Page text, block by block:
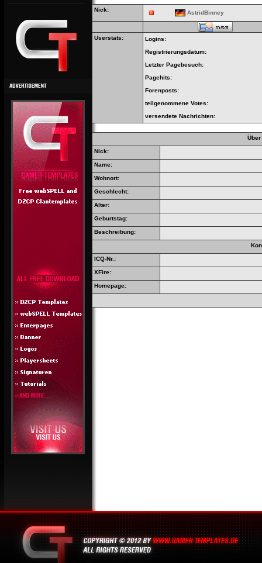
Nick: AstridBinney
Userstats:
Logins:
Registrierungsdatum:
Letzter Pagebesuch:
Pagehits:
Forenposts:
teilgenommene Votes:
versendete Nachrichten:
Nick:
Name:
Wohnort:
Geschlecht:
Alter:
Geburtstag:
Beschreibung:
ICQ-Nr.:
XFire:
Homepage: